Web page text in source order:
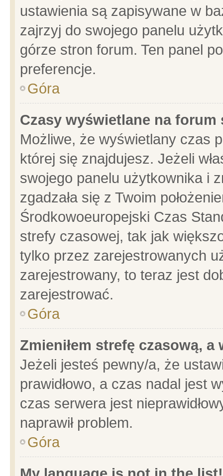
ustawienia są zapisywane w
zajrzyj do swojego panelu
górze stron forum. Ten panel
preferencje.
Góra
Czasy wyświetlane na forum
Możliwe, że wyświetlany czas
której się znajdujesz. Jeżeli
swojego panelu użytkownika i
zgadzała się z Twoim
Środkowoeuropejski Czas
strefy czasowej, tak jak
tylko przez zarejestrowanych
zarejestrowany, to teraz jest
zarejestrować.
Góra
Zmieniłem strefę czasową,
Jeżeli jesteś pewny/a, że
prawidłowo, a czas nadal jest
czas serwera jest
naprawił problem.
Góra